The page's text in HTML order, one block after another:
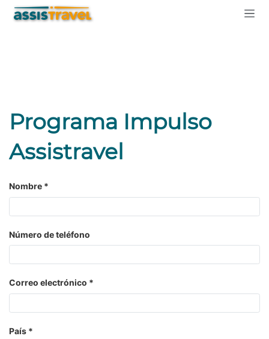
Programa Impulso
Assistravel
Nombre
Número de teléfono
Correo electrónico
País